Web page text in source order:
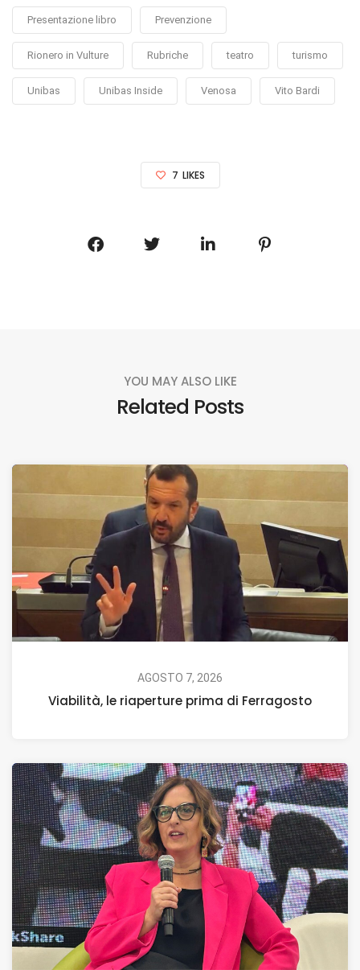
Presentazione libro Prevenzione
Rionero in Vulture Rubriche teatro turismo
Unibas Unibas Inside Venosa Vito Bardi
7 LIKES
YOU MAY ALSO LIKE
Related Posts
AGOSTO 7, 2026
Viabilità, le riaperture prima di Ferragosto